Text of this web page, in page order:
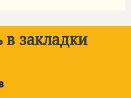
в закладки